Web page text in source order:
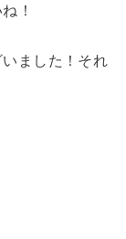
！
ました！それ